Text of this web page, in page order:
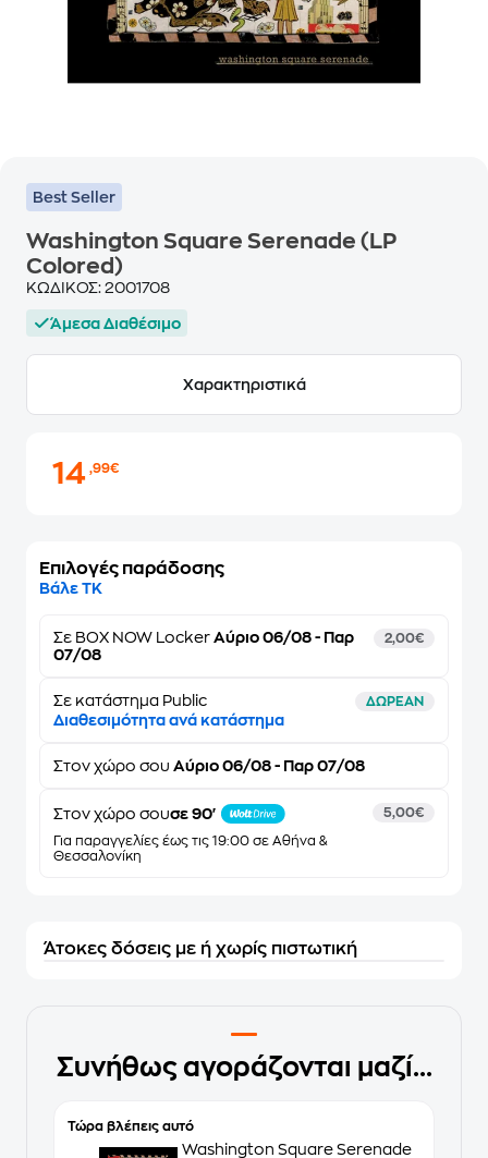
Best Seller
Washington Square Serenade (LP
Colored)
ΚΩΔΙΚΟΣ: 2001708
Άμεσα Διαθέσιμο
Χαρακτηριστικά
14,99€
Επιλογές παράδοσης
Βάλε ΤΚ
Σε BOX NOW Locker Αύριο 06/08 - Παρ
07/08
2,00€
Σε κατάστημα Public ΔΩΡΕΑΝ
Διαθεσιμότητα ανά κατάστημα
Στον χώρο σου Αύριο 06/08 - Παρ 07/08
Στον χώρο σουσε 90'
Για παραγγελίες έως τις 19:00 σε Αθήνα &
Θεσσαλονίκη
5,00€
Άτοκες δόσεις με ή χωρίς πιστωτική
Συνήθως αγοράζονται μαζί...
Τώρα βλέπεις αυτό
Washington Square Serenade